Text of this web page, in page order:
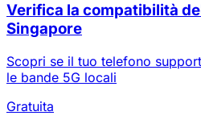
Verifica la compatibilità
Singapore
Scopri se il tuo telefono
le bande 5G locali
Gratuita